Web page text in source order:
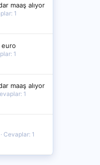
maaş alıyor
1
euro
1
maaş alıyor
1
Cevaplar: 1